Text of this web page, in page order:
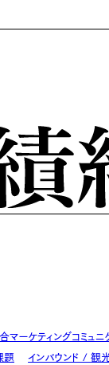
マーケティングコミュニ
題
インバウンド / 観